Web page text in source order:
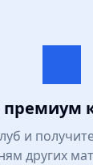
премиум
и
других